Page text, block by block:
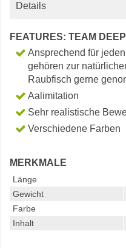
Details
FEATURES: TEAM
Ansprechend für
gehören zur
Raubfisch gerne
Aalimitation
Sehr realistische
Verschiedene Farben
MERKMALE
Länge
Gewicht
Farbe
Inhalt